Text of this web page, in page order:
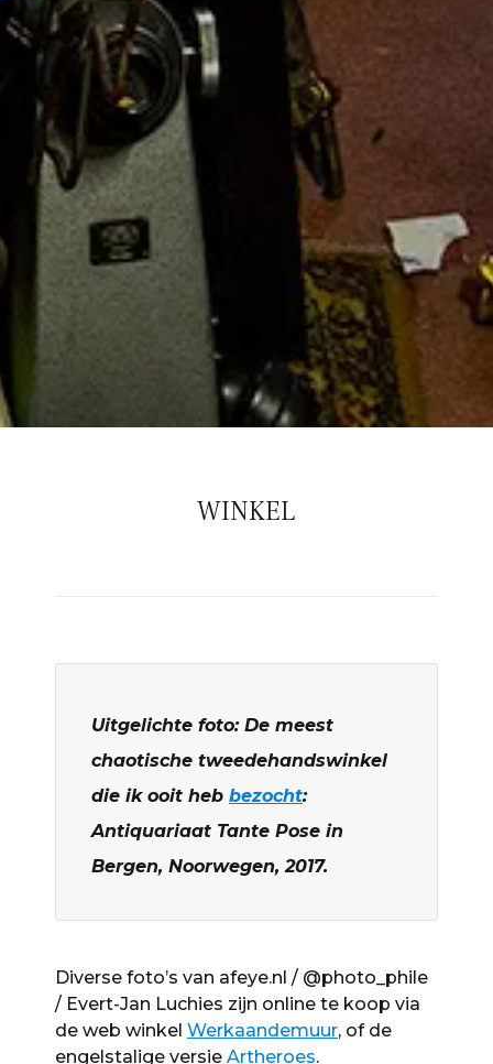
WINKEL
Uitgelichte foto: De meest
chaotische tweedehandswinkel
die ik ooit heb bezocht:
Antiquariaat Tante Pose in
Bergen, Noorwegen, 2017.
Diverse foto’s van afeye.nl / @photo_phile
/ Evert-Jan Luchies zijn online te koop via
de web winkel Werkaandemuur, of de
engelstalige versie Artheroes.